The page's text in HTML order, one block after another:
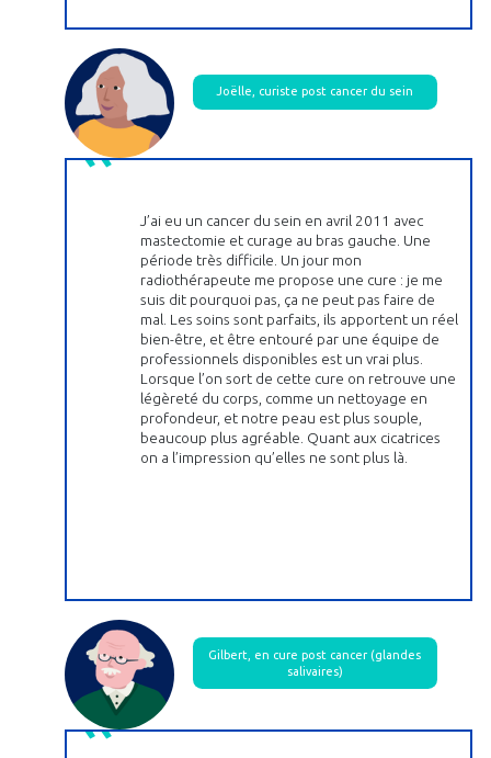
Joëlle, curiste post cancer du sein
J’ai eu un cancer du sein en avril 2011 avec
mastectomie et curage au bras gauche. Une
période très difficile. Un jour mon
radiothérapeute me propose une cure : je me
suis dit pourquoi pas, ça ne peut pas faire de
mal. Les soins sont parfaits, ils apportent un réel
bien-être, et être entouré par une équipe de
professionnels disponibles est un vrai plus.
Lorsque l’on sort de cette cure on retrouve une
légèreté du corps, comme un nettoyage en
profondeur, et notre peau est plus souple,
beaucoup plus agréable. Quant aux cicatrices
on a l’impression qu’elles ne sont plus là.
Gilbert, en cure post cancer (glandes
salivaires)